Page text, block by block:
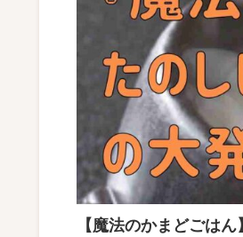
【魔法のかまどごは